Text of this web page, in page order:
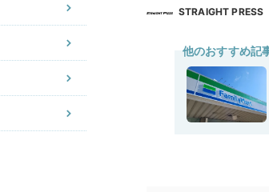
STRAIGHT PRESS
他のおすすめ記